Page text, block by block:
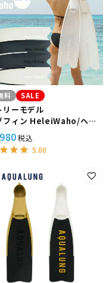
料 SALE
リーモデル
フィン HeleiWaho/ヘレ
kanani カナニ スキンダ
フリーダイビング スピ
ッシング
税込
5.00